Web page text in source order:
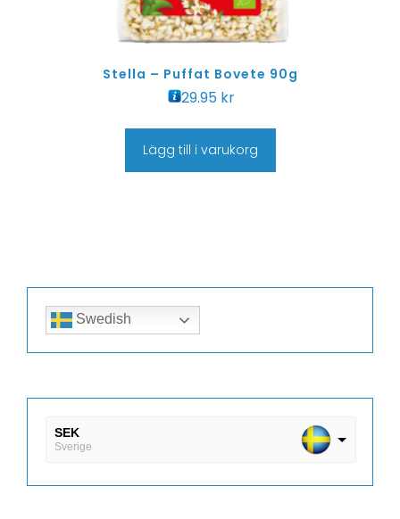
Stella – Puffat Bovete 90g
29.95 kr
Lägg till i varukorg
Swedish
SEK
Sverige